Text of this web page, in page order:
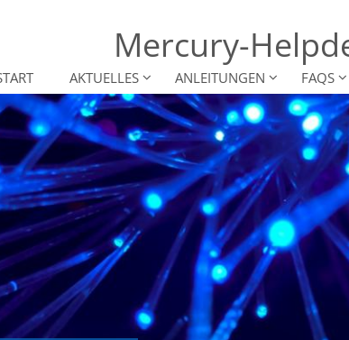
Mercury-
AKTUELLES ANLEITUNGEN FAQS